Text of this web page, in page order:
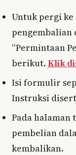
Untuk pergi
pengembalian
“Permintaan
berikut. Klik
Isi formulir
Instruksi
Pada
pembelian
kembalikan.